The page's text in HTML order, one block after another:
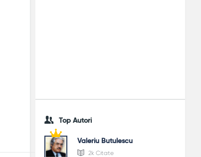
Top Autori
Valeriu Butulescu
2k Citate